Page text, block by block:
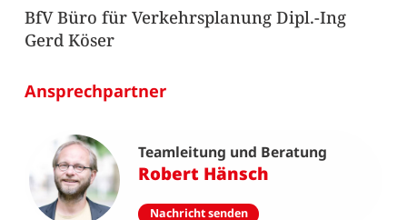
BfV Büro für Verkehrsplanung Dipl.-Ing
Gerd Köser
Ansprechpartner
Teamleitung und Beratung
Robert Hänsch
Nachricht senden